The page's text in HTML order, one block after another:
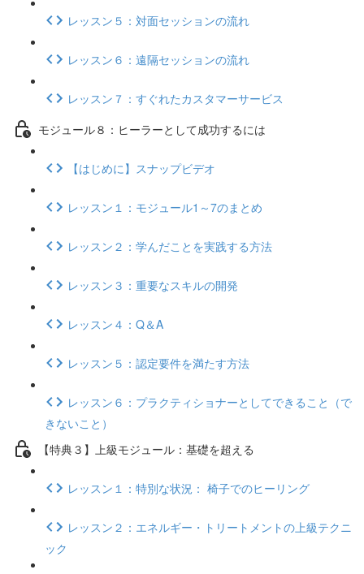
レッスン５：対面セッションの流れ
レッスン６：遠隔セッションの流れ
レッスン７：すぐれたカスタマーサービス
モジュール８：ヒーラーとして成功するには
【はじめに】スナップビデオ
レッスン１：モジュール1～7のまとめ
レッスン２：学んだことを実践する方法
レッスン３：重要なスキルの開発
レッスン４：Q＆A
レッスン５：認定要件を満たす方法
レッスン６：プラクティショナーとしてできること（で
きないこと）
【特典３】上級モジュール：基礎を超える
レッスン１：特別な状況： 椅子でのヒーリング
レッスン２：エネルギー・トリートメントの上級テクニ
ック